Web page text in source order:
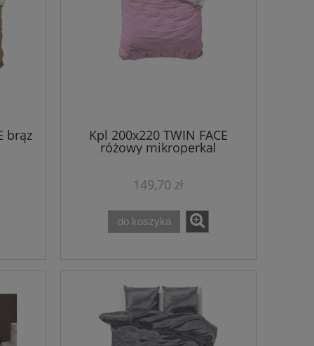
brąz Kpl 200x220 TWIN FACE
różowy mikroperkal
149,70 zł
do koszyka